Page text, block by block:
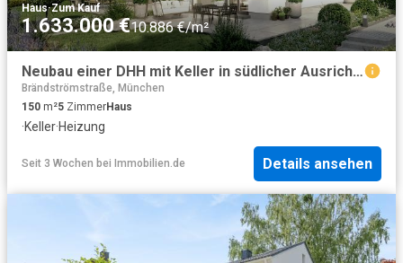
Haus·Zum Kauf
1.633.000 €10.886 €/m²
Neubau einer DHH mit Keller in südlicher Ausrichtung in ruhiger Toplage in Bogenhausen Denning
Brändströmstraße, München
150 m²5 ZimmerHaus
·Keller·Heizung
Seit 3 Wochen bei Immobilien.de Details ansehen